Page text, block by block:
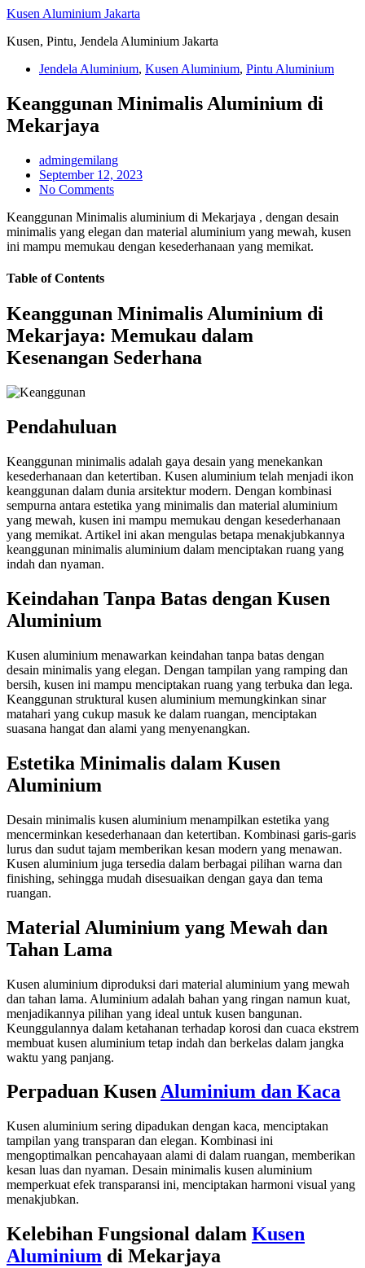
Skip
content
Kusen Aluminium Jakarta
Kusen, Pintu, Jendela Aluminium Jakarta
Jendela Aluminium, Kusen Aluminium, Pintu Aluminium
Keanggunan Minimalis Aluminium di
Mekarjaya
admingemilang
September 12, 2023
No Comments
Keanggunan Minimalis aluminium di Mekarjaya , dengan desain
minimalis yang elegan dan material aluminium yang mewah, kusen
ini mampu memukau dengan kesederhanaan yang memikat.
Table of Contents
Keanggunan Minimalis Aluminium di
Mekarjaya: Memukau dalam
Kesenangan Sederhana
Pendahuluan
Keanggunan minimalis adalah gaya desain yang menekankan
kesederhanaan dan ketertiban. Kusen aluminium telah menjadi ikon
keanggunan dalam dunia arsitektur modern. Dengan kombinasi
sempurna antara estetika yang minimalis dan material aluminium
yang mewah, kusen ini mampu memukau dengan kesederhanaan
yang memikat. Artikel ini akan mengulas betapa menakjubkannya
keanggunan minimalis aluminium dalam menciptakan ruang yang
indah dan nyaman.
Keindahan Tanpa Batas dengan Kusen
Aluminium
Kusen aluminium menawarkan keindahan tanpa batas dengan
desain minimalis yang elegan. Dengan tampilan yang ramping dan
bersih, kusen ini mampu menciptakan ruang yang terbuka dan lega.
Keanggunan struktural kusen aluminium memungkinkan sinar
matahari yang cukup masuk ke dalam ruangan, menciptakan
suasana hangat dan alami yang menyenangkan.
Estetika Minimalis dalam Kusen
Aluminium
Desain minimalis kusen aluminium menampilkan estetika yang
mencerminkan kesederhanaan dan ketertiban. Kombinasi garis-garis
lurus dan sudut tajam memberikan kesan modern yang menawan.
Kusen aluminium juga tersedia dalam berbagai pilihan warna dan
finishing, sehingga mudah disesuaikan dengan gaya dan tema
ruangan.
Material Aluminium yang Mewah dan
Tahan Lama
Kusen aluminium diproduksi dari material aluminium yang mewah
dan tahan lama. Aluminium adalah bahan yang ringan namun kuat,
menjadikannya pilihan yang ideal untuk kusen bangunan.
Keunggulannya dalam ketahanan terhadap korosi dan cuaca ekstrem
membuat kusen aluminium tetap indah dan berkelas dalam jangka
waktu yang panjang.
Perpaduan KusenAluminium dan Kaca
Kusen aluminium sering dipadukan dengan kaca, menciptakan
tampilan yang transparan dan elegan. Kombinasi ini
mengoptimalkan pencahayaan alami di dalam ruangan, memberikan
kesan luas dan nyaman. Desain minimalis kusen aluminium
memperkuat efek transparansi ini, menciptakan harmoni visual yang
menakjubkan.
Kelebihan Fungsional dalam Kusen
Aluminium di Mekarjaya